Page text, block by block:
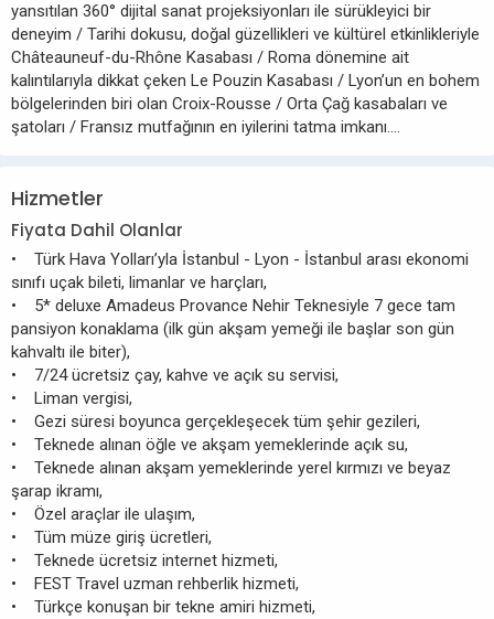
yansıtılan 360° dijital sanat projeksiyonları ile sürükleyici bir
deneyim / Tarihi dokusu, doğal güzellikleri ve kültürel etkinlikleriyle
Châteauneuf-du-Rhône Kasabası / Roma dönemine ait
kalıntılarıyla dikkat çeken Le Pouzin Kasabası / Lyon’un en bohem
bölgelerinden biri olan Croix-Rousse / Orta Çağ kasabaları ve
şatoları / Fransız mutfağının en iyilerini tatma imkanı….
Hizmetler
Fiyata Dahil Olanlar
• Türk Hava Yolları’yla İstanbul - Lyon - İstanbul arası ekonomi
sınıfı uçak bileti, limanlar ve harçları,
• 5* deluxe Amadeus Provance Nehir Teknesiyle 7 gece tam
pansiyon konaklama (ilk gün akşam yemeği ile başlar son gün
kahvaltı ile biter),
• 7/24 ücretsiz çay, kahve ve açık su servisi,
• Liman vergisi,
• Gezi süresi boyunca gerçekleşecek tüm şehir gezileri,
• Teknede alınan öğle ve akşam yemeklerinde açık su,
• Teknede alınan akşam yemeklerinde yerel kırmızı ve beyaz
şarap ikramı,
• Özel araçlar ile ulaşım,
• Tüm müze giriş ücretleri,
• Teknede ücretsiz internet hizmeti,
• FEST Travel uzman rehberlik hizmeti,
• Türkçe konuşan bir tekne amiri hizmeti,